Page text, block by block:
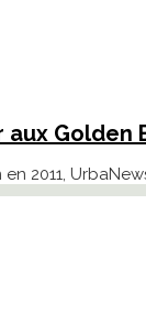
Golden
2011,